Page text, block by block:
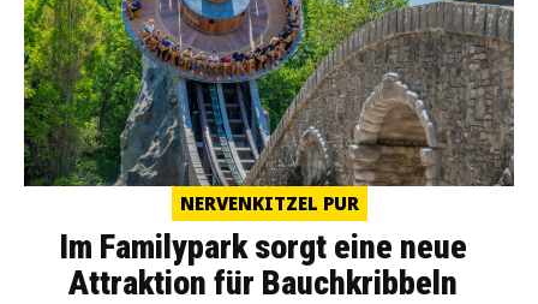
NERVENKITZEL PUR
Im Familypark sorgt eine neue
Attraktion für Bauchkribbeln